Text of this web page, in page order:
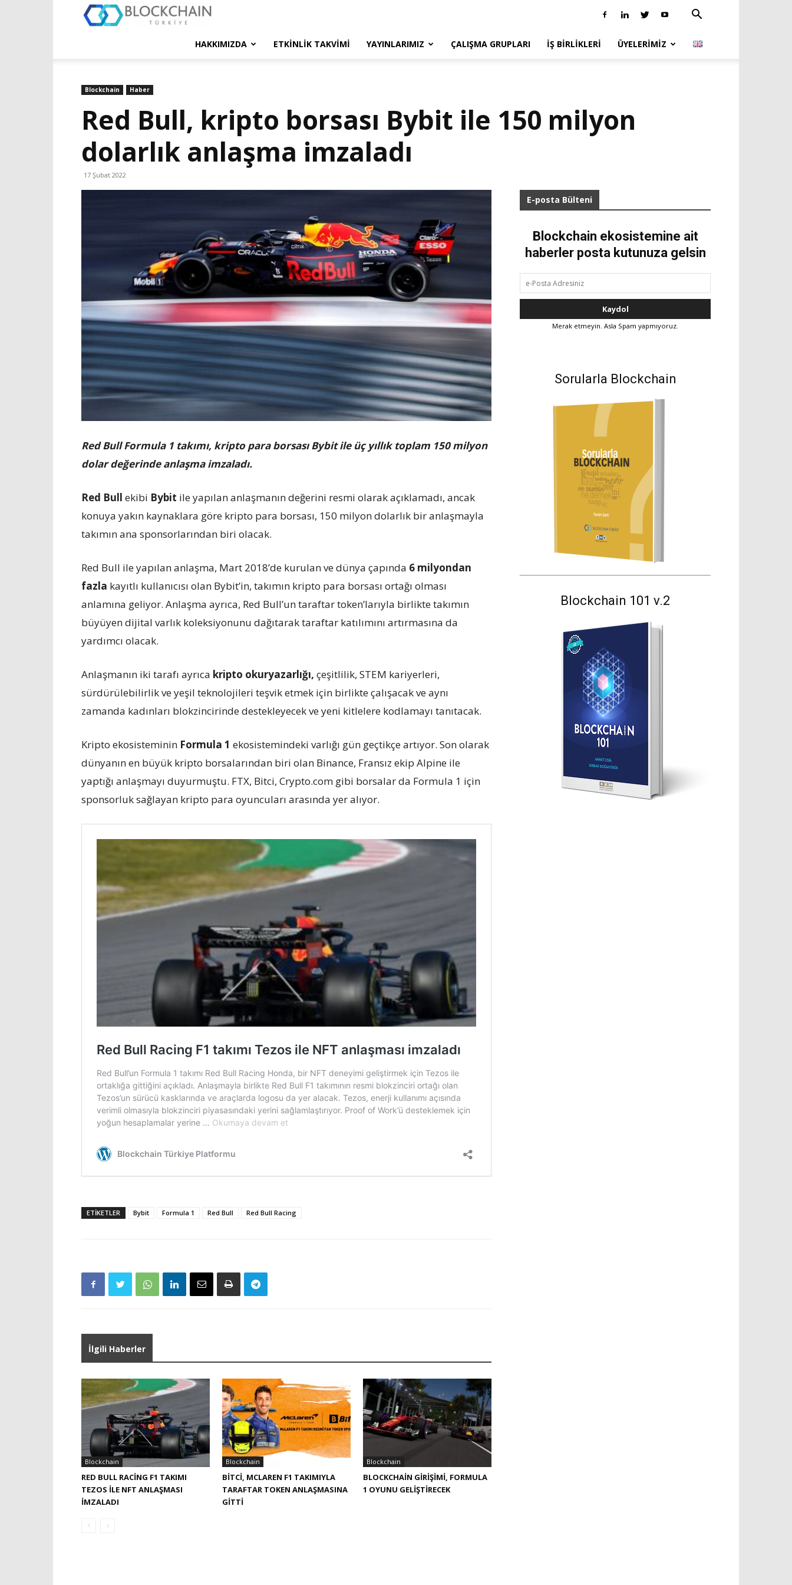
Türkiye
HAKKIMIZDA ETKINLIK TAKVIMI YAYINLARIMIZ ÇALIŞMA GRUPLARI İŞ BIRLIKLERI ÜYELERIMIZ
Blockchain Haber
Red Bull, kripto borsası Bybit ile 150 milyon
dolarlık anlaşma imzaladı
17 Şubat 2022
Red Bull Formula 1 takımı, kripto para borsası Bybit ile üç yıllık toplam 150 milyon
dolar değerinde anlaşma imzaladı.
Red Bull ekibi Bybit ile yapılan anlaşmanın değerini resmi olarak açıklamadı, ancak
konuya yakın kaynaklara göre kripto para borsası, 150 milyon dolarlık bir anlaşmayla
takımın ana sponsorlarından biri olacak.
Red Bull ile yapılan anlaşma, Mart 2018’de kurulan ve dünya çapında 6 milyondan
fazla kayıtlı kullanıcısı olan Bybit’in, takımın kripto para borsası ortağı olması
anlamına geliyor. Anlaşma ayrıca, Red Bull’un taraftar token’larıyla birlikte takımın
büyüyen dijital varlık koleksiyonunu dağıtarak taraftar katılımını artırmasına da
yardımcı olacak.
Anlaşmanın iki tarafı ayrıca kripto okuryazarlığı, çeşitlilik, STEM kariyerleri,
sürdürülebilirlik ve yeşil teknolojileri teşvik etmek için birlikte çalışacak ve aynı
zamanda kadınları blokzincirinde destekleyecek ve yeni kitlelere kodlamayı tanıtacak.
Kripto ekosisteminin Formula 1 ekosistemindeki varlığı gün geçtikçe artıyor. Son olarak
dünyanın en büyük kripto borsalarından biri olan Binance, Fransız ekip Alpine ile
yaptığı anlaşmayı duyurmuştu. FTX, Bitci, Crypto.com gibi borsalar da Formula 1 için
sponsorluk sağlayan kripto para oyuncuları arasında yer alıyor.
ETIKETLER Bybit Formula 1 Red Bull Red Bull Racing
İlgili Haberler
Blockchain
RED BULL RACING F1 TAKIMI
TEZOS ILE NFT ANLAŞMASI
IMZALADI
Blockchain
BITCI, MCLAREN F1 TAKIMIYLA
TARAFTAR TOKEN ANLAŞMASINA
GITTI
Blockchain
BLOCKCHAIN GIRIŞIMI, FORMULA
1 OYUNU GELIŞTIRECEK
E-posta Bülteni
Blockchain ekosistemine ait
haberler posta kutunuza gelsin
Merak etmeyin. Asla Spam yapmıyoruz.
Sorularla Blockchain
Blockchain 101 v.2